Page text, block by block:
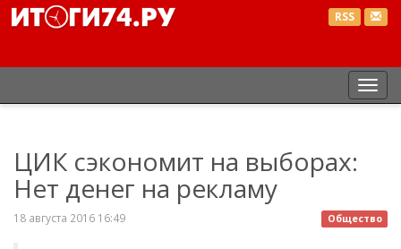
RSS
ЦИК сэкономит на выборах:
Нет денег на рекламу
Общество
18 августа 2016 16:49